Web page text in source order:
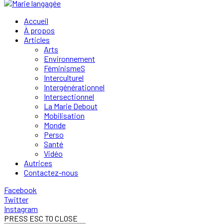
Accueil
À propos
Articles
Arts
Environnement
FéminismeS
Interculturel
Intergénérationnel
Intersectionnel
La Marie Debout
Mobilisation
Monde
Perso
Santé
Vidéo
Autrices
Contactez-nous
Facebook
Twitter
Instagram
PRESS ESC TO CLOSE